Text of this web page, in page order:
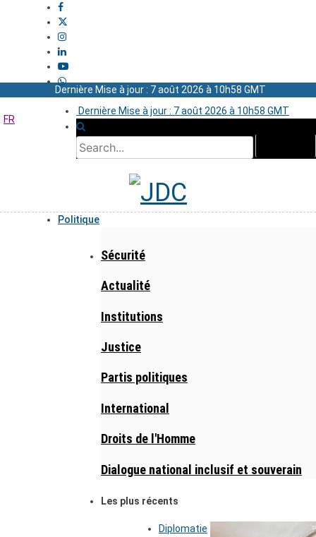
Dernière Mise à jour : 7 août 2026 à 10h58 GMT
Dernière Mise à jour : 7 août 2026 à 10h58 GMT
FR
Politique
Sécurité
Actualité
Institutions
Justice
Partis politiques
International
Droits de l'Homme
Dialogue national inclusif et souverain
Les plus récents
Diplomatie